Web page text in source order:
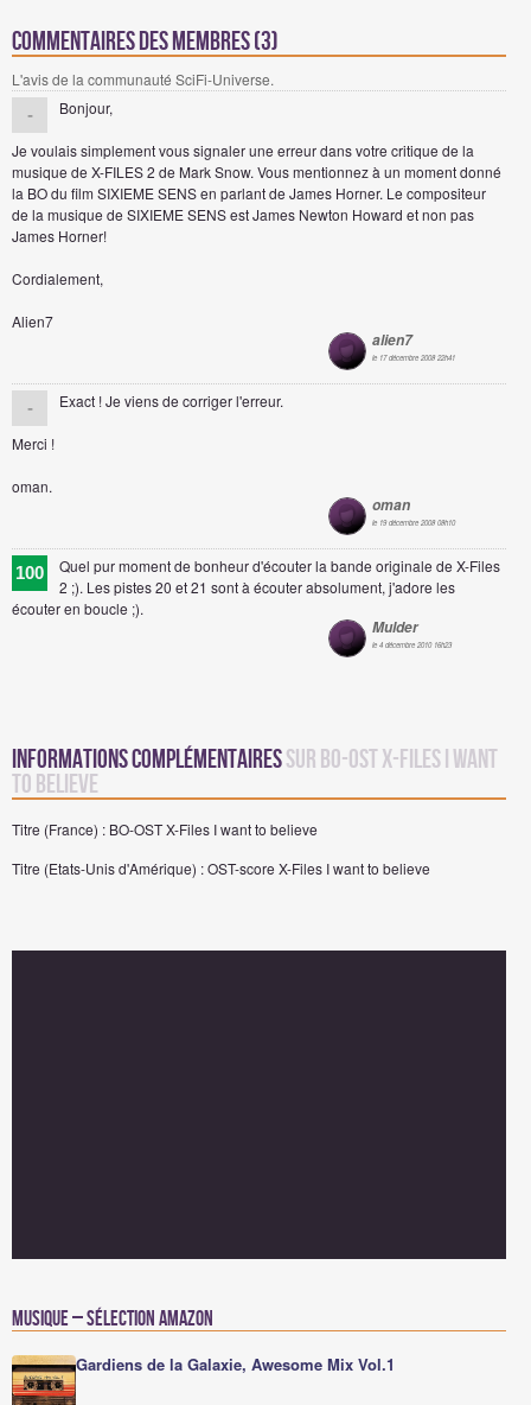
Commentaires des membres (3)
L'avis de la communauté SciFi-Universe.
-
Bonjour,
Je voulais simplement vous signaler une erreur dans votre critique de la
musique de X-FILES 2 de Mark Snow. Vous mentionnez à un moment donné
la BO du film SIXIEME SENS en parlant de James Horner. Le compositeur
de la musique de SIXIEME SENS est James Newton Howard et non pas
James Horner!
Cordialement,
Alien7
alien7
le 17 décembre 2008 22h41
- Exact ! Je viens de corriger l'erreur.
Merci !
oman.
oman
le 19 décembre 2008 08h10
100
Quel pur moment de bonheur d'écouter la bande originale de X-Files
2 ;). Les pistes 20 et 21 sont à écouter absolument, j'adore les
écouter en boucle ;).
Mulder
le 4 décembre 2010 16h23
Informations complémentairessur BO-OST X-Files I want
to believe
Titre (France) : BO-OST X-Files I want to believe
Titre (Etats-Unis d'Amérique) : OST-score X-Files I want to believe
Musique – Sélection Amazon
Gardiens de la Galaxie, Awesome Mix Vol.1